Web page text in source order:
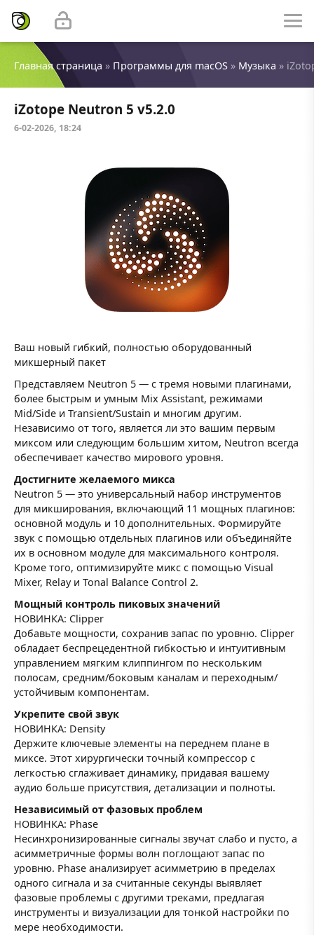
Главная страница » Программы для macOS » Музыка »
iZotope Neutron 5 v5.2.0
6-02-2026, 18:24
Ваш новый гибкий, полностью оборудованный
микшерный пакет
Представляем Neutron 5 — с тремя новыми плагинами,
более быстрым и умным Mix Assistant, режимами
Mid/Side и Transient/Sustain и многим другим.
Независимо от того, является ли это вашим первым
миксом или следующим большим хитом, Neutron всегда
обеспечивает качество мирового уровня.
Достигните желаемого микса
Neutron 5 — это универсальный набор инструментов
для микширования, включающий 11 мощных плагинов:
основной модуль и 10 дополнительных. Формируйте
звук с помощью отдельных плагинов или объединяйте
их в основном модуле для максимального контроля.
Кроме того, оптимизируйте микс с помощью Visual
Mixer, Relay и Tonal Balance Control 2.
Мощный контроль пиковых значений
НОВИНКА: Clipper
Добавьте мощности, сохранив запас по уровню. Clipper
обладает беспрецедентной гибкостью и интуитивным
управлением мягким клиппингом по нескольким
полосам, средним/боковым каналам и переходным/
устойчивым компонентам.
Укрепите свой звук
НОВИНКА: Density
Держите ключевые элементы на переднем плане в
миксе. Этот хирургически точный компрессор с
легкостью сглаживает динамику, придавая вашему
аудио больше присутствия, детализации и полноты.
Независимый от фазовых проблем
НОВИНКА: Phase
Несинхронизированные сигналы звучат слабо и пусто, а
асимметричные формы волн поглощают запас по
уровню. Phase анализирует асимметрию в пределах
одного сигнала и за считанные секунды выявляет
фазовые проблемы с другими треками, предлагая
инструменты и визуализации для тонкой настройки по
мере необходимости.